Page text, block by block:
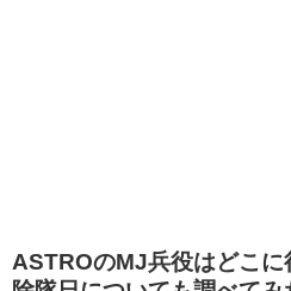
ASTROのMJ兵役はどこ